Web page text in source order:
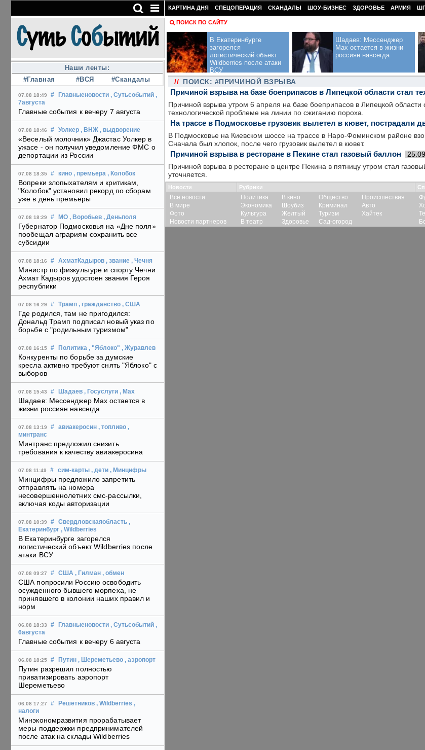
Наши ленты:
#Главная
#ВСЯ #Скандалы
07.08 18:49 # Главныеновости , Сутьсобытий ,
7августа
Главные события к вечеру 7 августа
07.08 18:46 # Уолкер , ВНЖ , выдворение
«Веселый молочник» Джастас Уолкер в
ужасе - он получил уведомление ФМС о
депортации из России
07.08 18:35 # кино , премьера , Колобок
Вопреки злопыхателям и критикам,
"Колобок" установил рекорд по сборам
уже в день премьеры
07.08 18:29 # МО , Воробьев , Деньполя
Губернатор Подмосковья на «Дне поля»
пообещал аграриям сохранить все
субсидии
07.08 18:16 # АхматКадыров , звание , Чечня
Министр по физкультуре и спорту Чечни
Ахмат Кадыров удостоен звания Героя
республики
07.08 16:29 # Трамп , гражданство , США
Где родился, там не пригодился:
Дональд Трамп подписал новый указ по
борьбе с "родильным туризмом"
07.08 16:15 # Политика , "Яблоко" , Журавлев
Конкуренты по борьбе за думские
кресла активно требуют снять "Яблоко" с
выборов
07.08 15:43 # Шадаев , Госуслуги , Max
Шадаев: Мессенджер Max остается в
жизни россиян навсегда
07.08 13:19 # авиакеросин , топливо ,
минтранс
Минтранс предложил снизить
требования к качеству авиакеросина
07.08 11:49 # сим-карты , дети , Минцифры
Минцифры предложило запретить
отправлять на номера
несовершеннолетних смс-рассылки,
включая коды авторизации
07.08 10:39 # Свердловскаяобласть ,
Екатеринбург , Wildberries
В Екатеринбурге загорелся
логистический объект Wildberries после
атаки ВСУ
07.08 09:27 # США , Гилман , обмен
США попросили Россию освободить
осужденного бывшего морпеха, не
принявшего в колонии наших правил и
норм
06.08 18:33 # Главныеновости , Сутьсобытий ,
6августа
Главные события к вечеру 6 августа
06.08 18:25 # Путин , Шереметьево , аэропорт
Путин разрешил полностью
приватизировать аэропорт
Шереметьево
06.08 17:27 # Решетников , Wildberries ,
налоги
Минэкономразвития прорабатывает
меры поддержки предпринимателей
после атак на склады Wildberries
КАРТИНА ДНЯ СПЕЦОПЕРАЦИЯ СКАНДАЛЫ ШОУ-БИЗНЕС ЗДОРОВЬЕ АРМИЯ
ПОИСК ПО САЙТУ
В Екатеринбурге
загорелся
логистический объект
Wildberries после атаки
ВСУ
Шадаев: Мессенджер
Max остается в жизни
россиян навсегда
// ПОИСК: #ПРИЧИНОЙ ВЗРЫВА
Причиной взрыва на базе боеприпасов в Липецкой области стал
Причиной взрыва утром 6 апреля на базе боеприпасов в Липецкой области
технологической проблеме на линии по сжиганию пороха.
На трассе в Подмосковье грузовик вылетел в кювет, пострадали
В Подмосковье на Киевском шоссе на трассе в Наро-Фоминском районе
Сначала был хлопок, после чего грузовик вылетел в кювет.
Причиной взрыва в ресторане в Пекине стал газовый баллон
Причиной взрыва в ресторане в центре Пекина в пятницу утром стал
уточняется.
Новости
Все новости
В мире
Фото
Новости партнеров
Рубрики
Политика
Экономика
Культура
В театр
В кино
Шоубиз
Желтый
Здоровье
Общество
Криминал
Туризм
Сад-огород
Происшествия
Авто
Хайтек